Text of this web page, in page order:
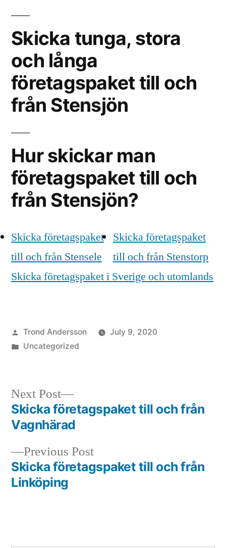
Skicka tunga, stora
och långa
företagspaket till och
från Stensjön
Hur skickar man
företagspaket till och
från Stensjön?
Skicka företagspaket
till och från Stensele
Skicka företagspaket
till och från Stenstorp
Skicka företagspaket i Sverige och utomlands
Posted
by
Trond Andersson
July 9, 2020
Posted
Uncategorized
Post
navigation
Previous PostPrevious
post:
Skicka företagspaket till och från
Linköping
Next Post
Next
post:
Skicka företagspaket till och från
Vagnhärad